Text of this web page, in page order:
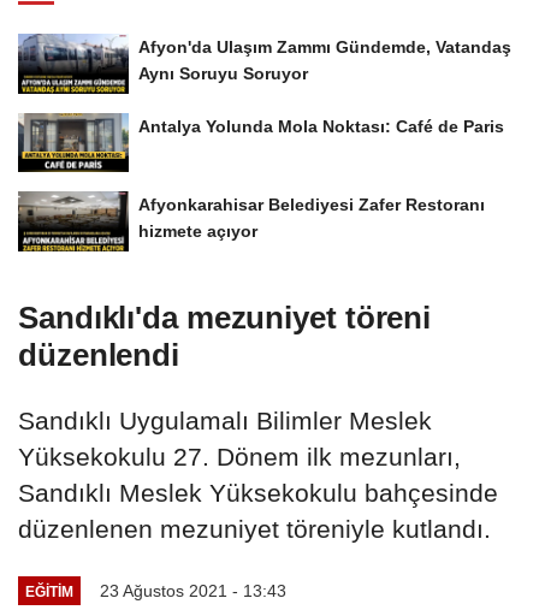
Afyon'da Ulaşım Zammı Gündemde, Vatandaş
Aynı Soruyu Soruyor
Antalya Yolunda Mola Noktası: Café de Paris
Afyonkarahisar Belediyesi Zafer Restoranı
hizmete açıyor
Sandıklı'da mezuniyet töreni
düzenlendi
Sandıklı Uygulamalı Bilimler Meslek
Yüksekokulu 27. Dönem ilk mezunları,
Sandıklı Meslek Yüksekokulu bahçesinde
düzenlenen mezuniyet töreniyle kutlandı.
EĞITIM 23 Ağustos 2021 - 13:43